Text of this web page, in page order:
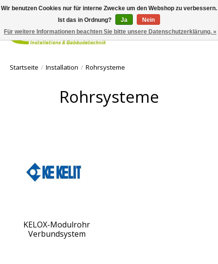
Ihr
Startseite / Installation / Rohrsysteme
Rohrsysteme
KELOX-Modulrohr
Verbundsystem
Wir benutzen Cookies nur für interne Zwecke um den Webshop zu verbessern.
Ist das in Ordnung?
Ja
Nein
Für weitere Informationen beachten Sie bitte unsere Datenschutzerklärung. »